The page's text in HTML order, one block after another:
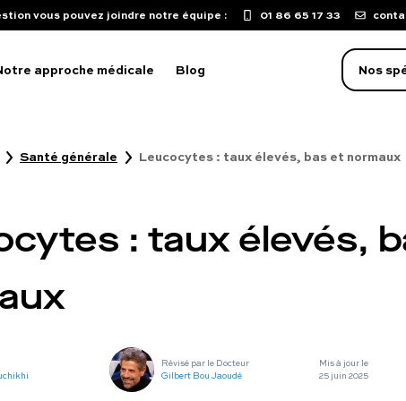
vous pouvez joindre notre équipe : 01 86 65 17 33
approche médicale Blog Nos
d'érection
de libido
sexuels
sur le pénis
Santé générale Leucocytes : taux élevés, bas et normaux
: taux élevés,
Révisé par le Docteur
Gilbert Bou Jaoudé
Mis à jour le
25 juin 2025